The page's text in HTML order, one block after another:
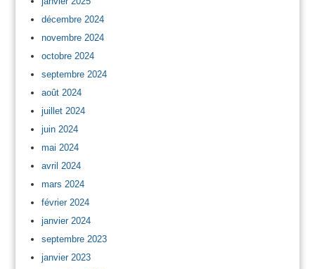
décembre 2024
novembre 2024
octobre 2024
septembre 2024
août 2024
juillet 2024
juin 2024
mai 2024
avril 2024
mars 2024
février 2024
janvier 2024
septembre 2023
janvier 2023